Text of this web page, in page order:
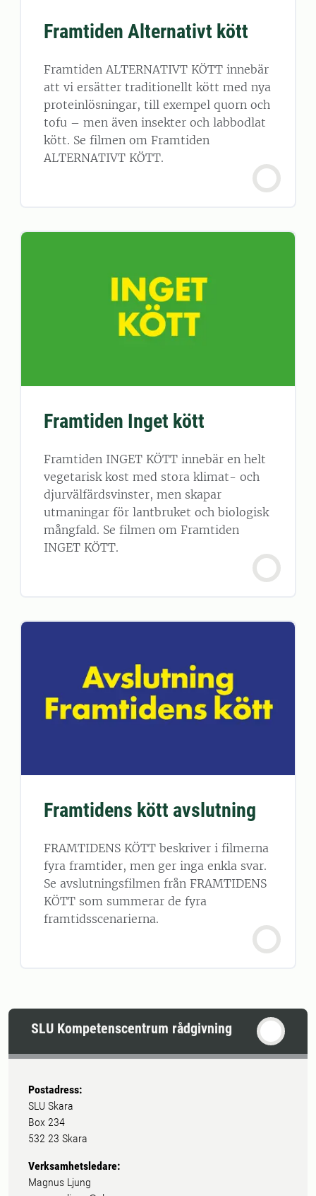
Framtiden Alternativt kött
Framtiden ALTERNATIVT KÖTT innebär
att vi ersätter traditionellt kött med nya
proteinlösningar, till exempel quorn och
tofu – men även insekter och labbodlat
kött. Se filmen om Framtiden
ALTERNATIVT KÖTT.
Framtiden Inget kött
Framtiden INGET KÖTT innebär en helt
vegetarisk kost med stora klimat- och
djurvälfärdsvinster, men skapar
utmaningar för lantbruket och biologisk
mångfald. Se filmen om Framtiden
INGET KÖTT.
Framtidens kött avslutning
FRAMTIDENS KÖTT beskriver i filmerna
fyra framtider, men ger inga enkla svar.
Se avslutningsfilmen från FRAMTIDENS
KÖTT som summerar de fyra
framtidsscenarierna.
SLU Kompetenscentrum rådgivning
Postadress:
SLU Skara
Box 234
532 23 Skara
Verksamhetsledare:
Magnus Ljung